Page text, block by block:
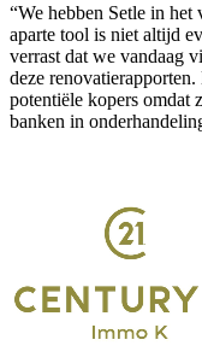
“We hebben Setle in het
aparte tool is niet altijd
verrast dat we vandaag
deze
potentiële kopers omdat
banken in